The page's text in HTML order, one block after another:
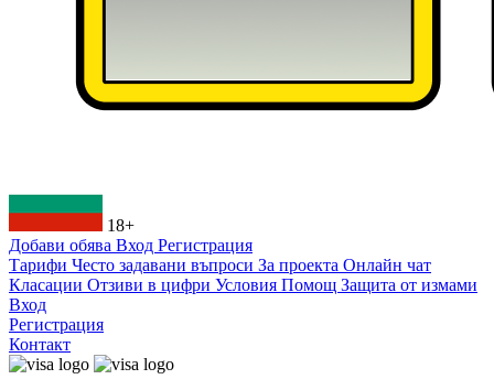
18+
Добави обява Вход Регистрация
Тарифи Често задавани въпроси За проекта Онлайн чат
Класации Отзиви в цифри Условия Помощ Защита от измами
Вход
Регистрация
Контакт